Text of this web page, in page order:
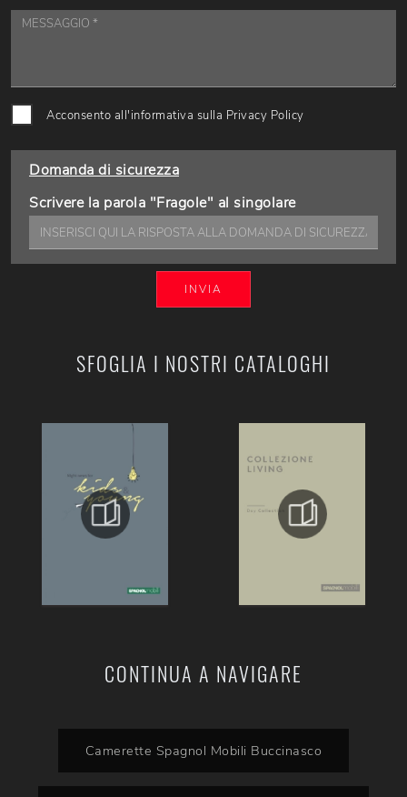
SFOGLIA I NOSTRI CATALOGHI
CONTINUA A NAVIGARE
Camerette Spagnol Mobili Buccinasco
Acconsento all'informativa sulla Privacy Policy
Domanda di sicurezza
Scrivere la parola "Fragole" al singolare
INVIA